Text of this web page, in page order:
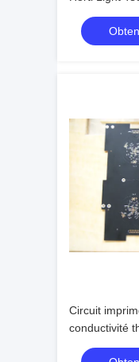
Voltage
Circuit
conductivité
tenue en